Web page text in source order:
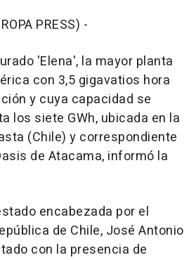
PRESS) -
'Elena', la mayor planta
con 3,5 gigavatios hora
y cuya capacidad se
los siete GWh, ubicada en la
(Chile) y correspondiente
de Atacama, informó la
encabezada por el
de Chile, José Antonio
con la presencia de